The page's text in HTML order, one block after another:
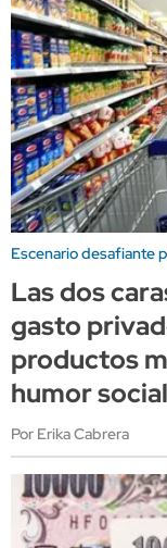
Escenario desafiante
Las dos
gasto
productos
humor social
Por Erika Cabrera